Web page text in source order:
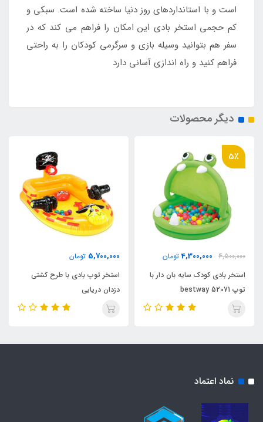
است و با استانداردهای روز دنیا ساخته شده است. سبکی و
کم حجمی استخر بادی این امکان را فراهم می کند که در
سفر هم بتوانید وسیله بازی و سرگرمی کودکان را به راحتی
فراهم کنید و راه اندازی آسانی دارد
دیگر محصولات
5٪
4,500,000
4,300,000 تومان
استخر بادی کودک سایه بان دار با
توپ bestway 52071
5,700,000 تومان
استخر توپ بادی با طرح کشتی
دزدان دریایی
نماد اعتماد